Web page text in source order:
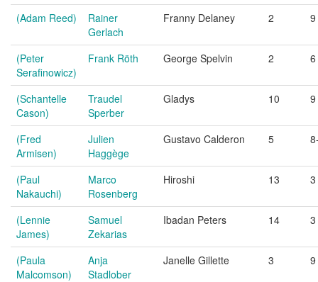
(Adam Reed)
Rainer
Gerlach
Franny Delaney 2 9
(Peter
Serafinowicz)
Frank Röth George Spelvin 2 6
(Schantelle
Cason)
Traudel
Sperber
Gladys 10 9
(Fred
Armisen)
Julien
Haggège
Gustavo Calderon 5
(Paul
Nakauchi)
Marco
Rosenberg
Hiroshi 13 3
(Lennie
James)
Samuel
Zekarias
Ibadan Peters 14 3
(Paula
Malcomson)
Anja
Stadlober
Janelle Gillette 3 9